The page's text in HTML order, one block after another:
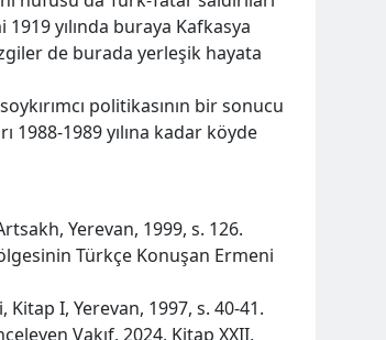
yılında buraya Kafkasya
de burada yerleşik hayata
politikasının bir sonucu
1989 yılına kadar köyde
Yerevan, 1999, s. 126.
Türkçe Konuşan Ermeni
I, Yerevan, 1997, s. 40-41.
Vakıf, 2024, Kitap XXII,